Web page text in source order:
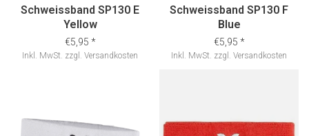
Schweissband SP130 E
Yellow
€5,95 *
Inkl. MwSt. zzgl. Versandkosten
Schweissband SP130 F
Blue
€5,95 *
Inkl. MwSt. zzgl. Versandkosten